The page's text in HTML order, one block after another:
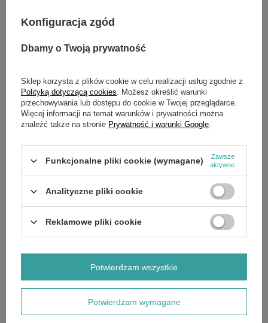
OPIS
Jednokierunkowa zagęszczarka BOMAG BP 25/50 może być
uniwersalnie stosowana w robotach ziemnych, asfaltowych i
brukarskich. W każdym zastosowaniu użytkownik korzysta ze
spotęgowanego know-how ekspertów BOMAG w dziedzinie
technologii zagęszczania.
właściwościom jezdnym zagęszczarka jednokierunkowa osiąga
Dane techniczne
Standard - Szerokość robocza : 500 mm
Producent Silnika : HONDA
Chłodzenie : powietrze
Liczba cylindrów : 1
Prędkość obrotowa : 3.600obr/min
Rodzaj napędu : mechaniczny
Konfiguracja zgód
Dbamy o Twoją prywatność
Sklep korzysta z plików cookie w celu realizacji usług zgodnie z
Polityką dotyczącą cookies . Możesz określić warunki
przechowywania lub dostępu do cookie w Twojej przeglądarce.
Więcej informacji na temat warunków i prywatności można
znaleźć także na stronie Prywatność i warunki Google
Funkcjonalne pliki cookie (wymagane)
Zawsze
aktywne
Analityczne pliki cookie
Reklamowe pliki cookie
Potwierdzam wymagane
Potwierdzam wszystkie